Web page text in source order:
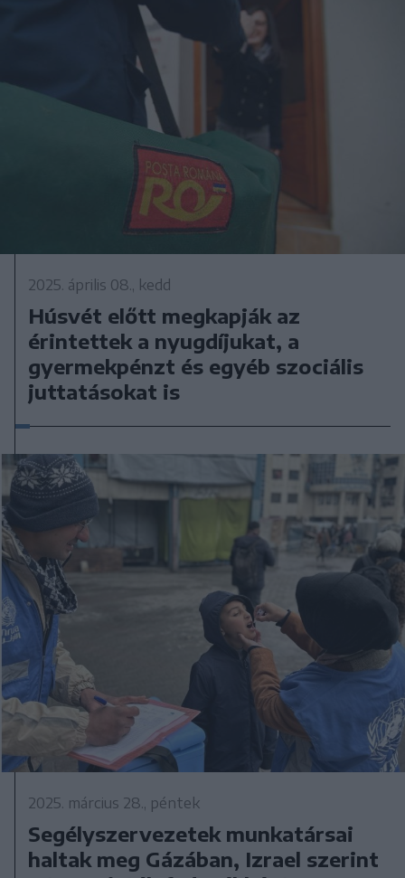
2025. április 08., kedd
Húsvét előtt megkapják az
érintettek a nyugdíjukat, a
gyermekpénzt és egyéb szociális
juttatásokat is
2025. március 28., péntek
Segélyszervezetek munkatársai
haltak meg Gázában, Izrael szerint